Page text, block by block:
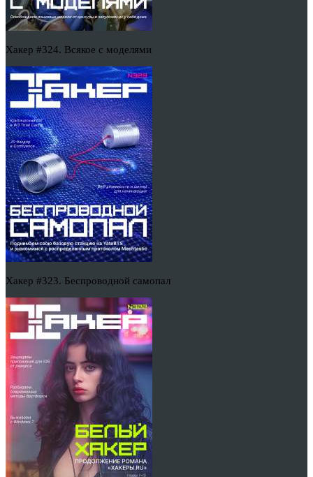
Хакер #324. Всякое с моделями
Хакер #323. Беспроводной самопал